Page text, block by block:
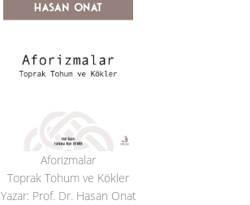
Aforizmalar
Toprak Tohum ve Kökler
Yazar: Prof. Dr. Hasan Onat